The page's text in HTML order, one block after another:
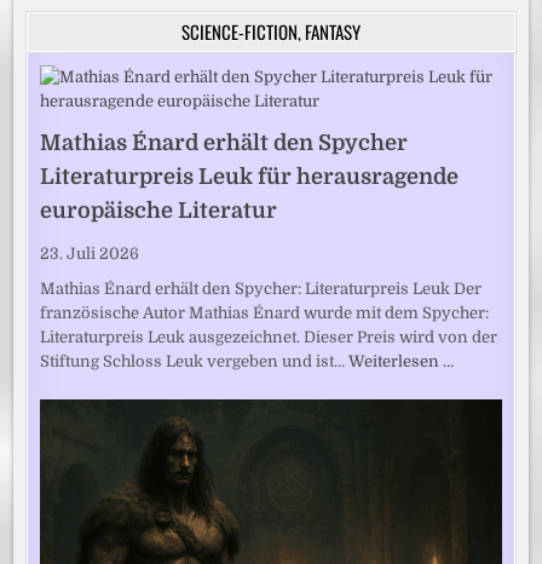
SCIENCE-FICTION, FANTASY
Mathias Énard erhält den Spycher
Literaturpreis Leuk für herausragende
europäische Literatur
23. Juli 2026
Mathias Énard erhält den Spycher: Literaturpreis Leuk Der
französische Autor Mathias Énard wurde mit dem Spycher:
Literaturpreis Leuk ausgezeichnet. Dieser Preis wird von der
Stiftung Schloss Leuk vergeben und ist…Weiterlesen …